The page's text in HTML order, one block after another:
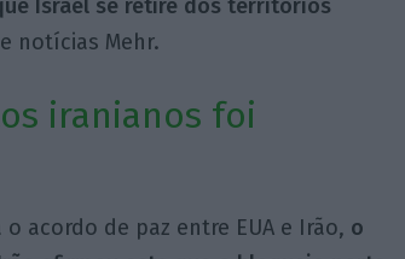
Israel se retire dos territórios
notícias Mehr.
iranianos foi
acordo de paz entre EUA e Irão, o